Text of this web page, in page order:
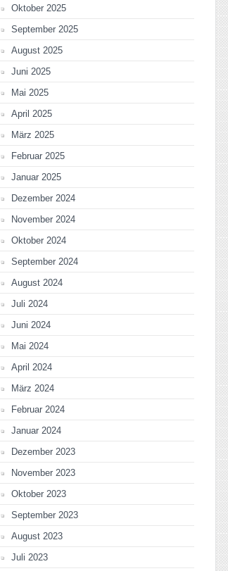
Oktober 2025
September 2025
August 2025
Juni 2025
Mai 2025
April 2025
März 2025
Februar 2025
Januar 2025
Dezember 2024
November 2024
Oktober 2024
September 2024
August 2024
Juli 2024
Juni 2024
Mai 2024
April 2024
März 2024
Februar 2024
Januar 2024
Dezember 2023
November 2023
Oktober 2023
September 2023
August 2023
Juli 2023